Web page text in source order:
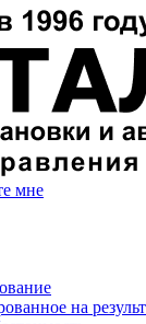
мне
на